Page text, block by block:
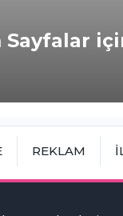
Sayfalar
REKLAM